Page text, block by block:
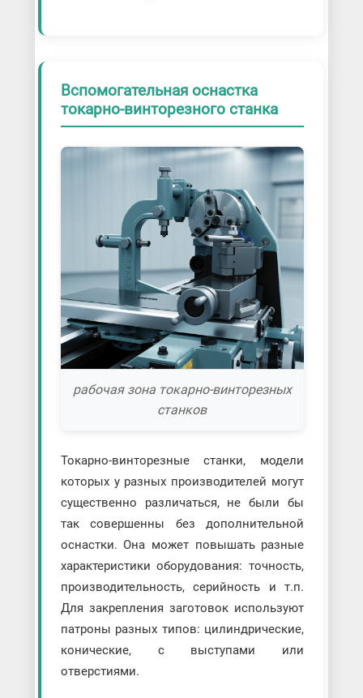
Вспомогательная оснастка
токарно-винторезного станка
рабочая зона токарно-винторезных
станков
Токарно-винторезные станки, модели
которых у разных производителей могут
существенно различаться, не были бы
так совершенны без дополнительной
оснастки. Она может повышать разные
характеристики оборудования: точность,
производительность, серийность и т.п.
Для закрепления заготовок используют
патроны разных типов: цилиндрические,
конические, с выступами или
отверстиями.